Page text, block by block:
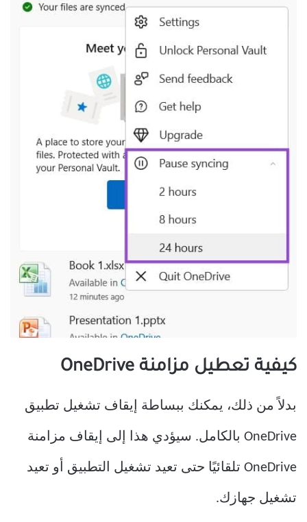
كيفية تعطيل مزامنة OneDrive
بدلاً من ذلك، يمكنك ببساطة إيقاف تشغيل تطبيق
OneDrive بالكامل. سيؤدي هذا إلى إيقاف مزامنة
OneDrive تلقائيًا حتى تعيد تشغيل التطبيق أو تعيد
تشغيل جهازك.